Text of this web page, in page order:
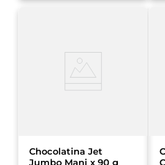
Chocolatina Jet
Jumbo Mani x 90 g